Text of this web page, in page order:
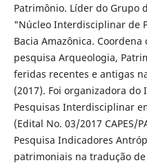
Patrimônio. Líder do Grupo
"Núcleo Interdisciplinar de
Bacia Amazônica.
pesquisa Arqueologia,
feridas recentes e antigas
(2017). Foi organizadora
Pesquisas Interdisciplinar
(Edital No. 03/2017 CAPES/
Pesquisa Indicadores
patrimoniais na tradução